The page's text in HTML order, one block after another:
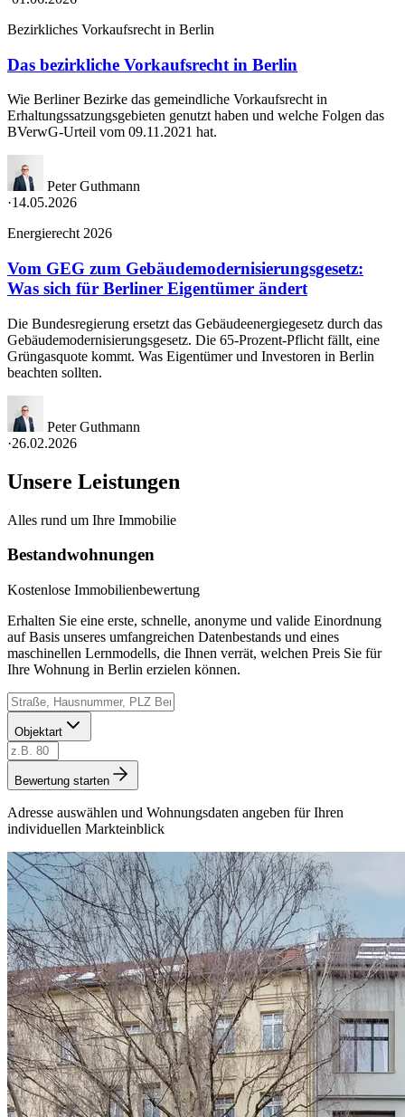
Bezirkliches Vorkaufsrecht in Berlin
Das bezirkliche Vorkaufsrecht in Berlin
Wie Berliner Bezirke das gemeindliche Vorkaufsrecht in
Erhaltungssatzungsgebieten genutzt haben und welche Folgen das
BVerwG-Urteil vom 09.11.2021 hat.
Peter Guthmann
·14.05.2026
Energierecht 2026
Vom GEG zum Gebäudemodernisierungsgesetz:
Was sich für Berliner Eigentümer ändert
Die Bundesregierung ersetzt das Gebäudeenergiegesetz durch das
Gebäudemodernisierungsgesetz. Die 65-Prozent-Pflicht fällt, eine
Grüngasquote kommt. Was Eigentümer und Investoren in Berlin
beachten sollten.
Peter Guthmann
·26.02.2026
Unsere Leistungen
Alles rund um Ihre Immobilie
Bestandwohnungen
Kostenlose Immobilienbewertung
Erhalten Sie eine erste, schnelle, anonyme und valide Einordnung
auf Basis unseres umfangreichen Datenbestands und eines
maschinellen Lernmodells, die Ihnen verrät, welchen Preis Sie für
Ihre Wohnung in Berlin erzielen können.
Objektart
Bewertung starten
Adresse auswählen und Wohnungsdaten angeben für Ihren
individuellen Markteinblick